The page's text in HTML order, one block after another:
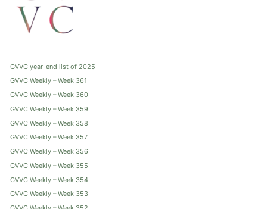
GVVC year-end list of 2025
GVVC Weekly – Week 361
GVVC Weekly – Week 360
GVVC Weekly – Week 359
GVVC Weekly – Week 358
GVVC Weekly – Week 357
GVVC Weekly – Week 356
GVVC Weekly – Week 355
GVVC Weekly – Week 354
GVVC Weekly – Week 353